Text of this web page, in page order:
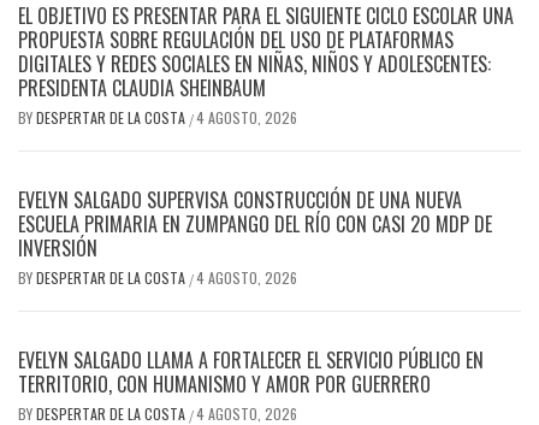
EL OBJETIVO ES PRESENTAR PARA EL SIGUIENTE CICLO ESCOLAR UNA
PROPUESTA SOBRE REGULACIÓN DEL USO DE PLATAFORMAS
DIGITALES Y REDES SOCIALES EN NIÑAS, NIÑOS Y ADOLESCENTES:
PRESIDENTA CLAUDIA SHEINBAUM
BYDESPERTAR DE LA COSTA /4 AGOSTO, 2026
EVELYN SALGADO SUPERVISA CONSTRUCCIÓN DE UNA NUEVA
ESCUELA PRIMARIA EN ZUMPANGO DEL RÍO CON CASI 20 MDP DE
INVERSIÓN
BYDESPERTAR DE LA COSTA /4 AGOSTO, 2026
EVELYN SALGADO LLAMA A FORTALECER EL SERVICIO PÚBLICO EN
TERRITORIO, CON HUMANISMO Y AMOR POR GUERRERO
BYDESPERTAR DE LA COSTA /4 AGOSTO, 2026